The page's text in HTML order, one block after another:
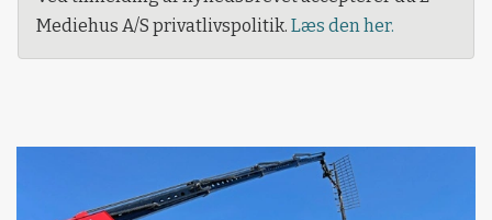
Mediehus A/S privatlivspolitik. Læs den her.